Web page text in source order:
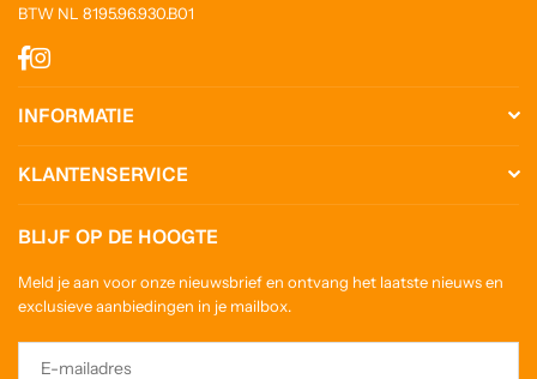
BTW NL 8195.96.930.B01
Facebook
INFORMATIE
KLANTENSERVICE
BLIJF OP DE HOOGTE
Meld je aan voor onze nieuwsbrief en ontvang het laatste nieuws en
exclusieve aanbiedingen in je mailbox.